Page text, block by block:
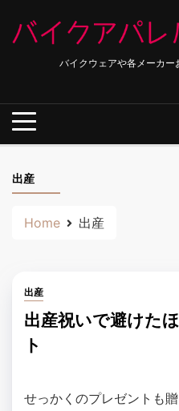
バイクウェアや各メーカ
出産
Home 出産
出産
出産祝いで避けた
ト
せっかくのプレゼントも